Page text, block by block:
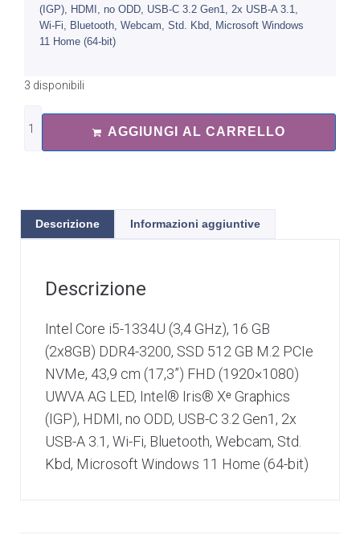
(IGP), HDMI, no ODD, USB-C 3.2 Gen1, 2x USB-A 3.1,
Wi-Fi, Bluetooth, Webcam, Std. Kbd, Microsoft Windows
11 Home (64-bit)
3 disponibili
AGGIUNGI AL CARRELLO
Descrizione Informazioni aggiuntive
Descrizione
Intel Core i5-1334U (3,4 GHz), 16 GB
(2x8GB) DDR4-3200, SSD 512 GB M.2 PCIe
NVMe, 43,9 cm (17,3”) FHD (1920×1080)
UWVA AG LED, Intel® Iris® Xᵉ Graphics
(IGP), HDMI, no ODD, USB-C 3.2 Gen1, 2x
USB-A 3.1, Wi-Fi, Bluetooth, Webcam, Std.
Kbd, Microsoft Windows 11 Home (64-bit)